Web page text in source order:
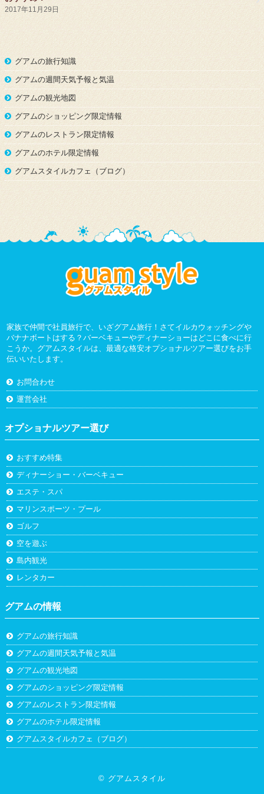
2017年11月29日
グアムの旅行知識
グアムの週間天気予報と気温
グアムの観光地図
グアムのショッピング限定情報
グアムのレストラン限定情報
グアムのホテル限定情報
グアムスタイルカフェ（ブログ）
家族で仲間で社員旅行で、いざグアム旅行！さてイルカウォッチングや
バナナボートはする？バーベキューやディナーショーはどこに食べに行
こうか。グアムスタイルは、最適な格安オプショナルツアー選びをお手
伝いいたします。
お問合わせ
運営会社
オプショナルツアー選び
おすすめ特集
ディナーショー・バーベキュー
エステ・スパ
マリンスポーツ・プール
ゴルフ
空を遊ぶ
島内観光
レンタカー
グアムの情報
グアムの旅行知識
グアムの週間天気予報と気温
グアムの観光地図
グアムのショッピング限定情報
グアムのレストラン限定情報
グアムのホテル限定情報
グアムスタイルカフェ（ブログ）
© グアムスタイル